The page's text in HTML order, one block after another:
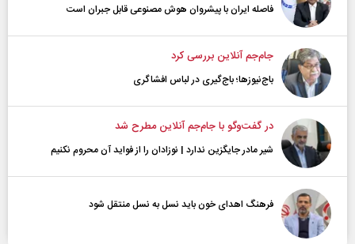
فاصله ایران با پیشرو‌ان هوش مصنوعی قابل جبران است
جام‌جم آنلاین بررسی کرد
باج‌نیوزها؛ باج‌گیری در لباس افشاگری
در گفت‌و‌گو با جام‌جم آنلاین مطرح شد
شیر مادر جایگزین ندارد | نوزادان را از فواید آن محروم نکنیم
فرهنگ اهدای خون باید نسل به نسل منتقل شود